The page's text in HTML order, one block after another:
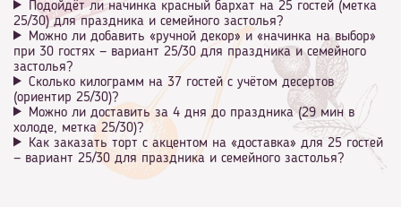
Подойдёт ли начинка красный бархат на 25 гостей (метка
25/30) для праздника и семейного застолья?
Можно ли добавить «ручной декор» и «начинка на выбор»
при 30 гостях — вариант 25/30 для праздника и семейного
застолья?
Сколько килограмм на 37 гостей с учётом десертов
(ориентир 25/30)?
Можно ли доставить за 4 дня до праздника (29 мин в
холоде, метка 25/30)?
Как заказать торт с акцентом на «доставка» для 25 гостей
— вариант 25/30 для праздника и семейного застолья?